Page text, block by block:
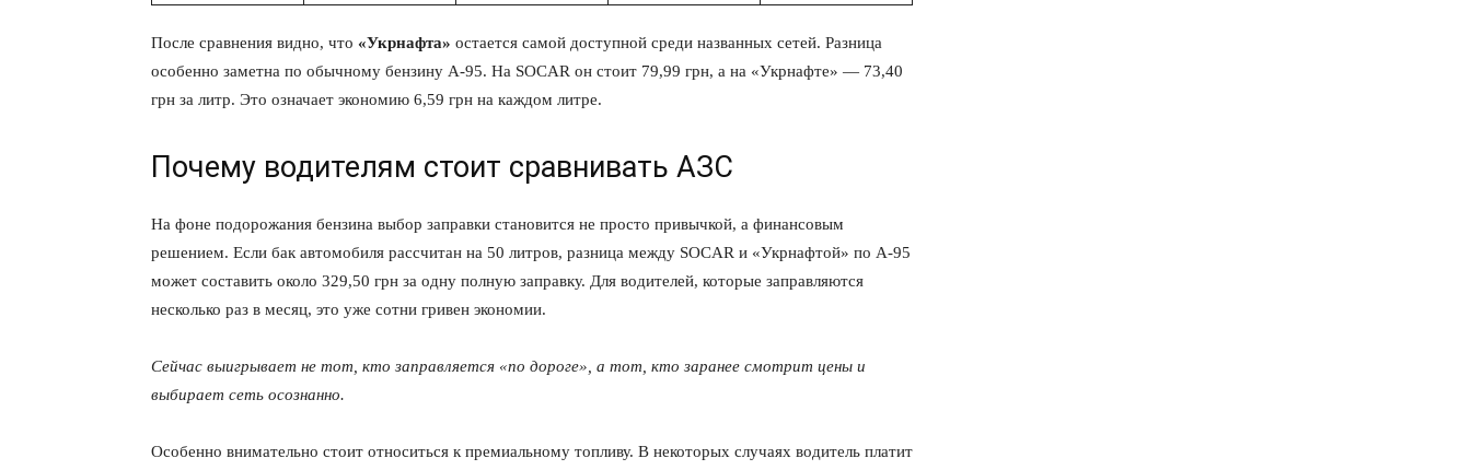
После сравнения видно, что «Укрнафта» остается самой доступной среди названных сетей. Разница
особенно заметна по обычному бензину А-95. На SOCAR он стоит 79,99 грн, а на «Укрнафте» — 73,40
грн за литр. Это означает экономию 6,59 грн на каждом литре.
Почему водителям стоит сравнивать АЗС
На фоне подорожания бензина выбор заправки становится не просто привычкой, а финансовым
решением. Если бак автомобиля рассчитан на 50 литров, разница между SOCAR и «Укрнафтой» по А-95
может составить около 329,50 грн за одну полную заправку. Для водителей, которые заправляются
несколько раз в месяц, это уже сотни гривен экономии.
Сейчас выигрывает не тот, кто заправляется «по дороге», а тот, кто заранее смотрит цены и
выбирает сеть осознанно.
Особенно внимательно стоит относиться к премиальному топливу. В некоторых случаях водитель платит